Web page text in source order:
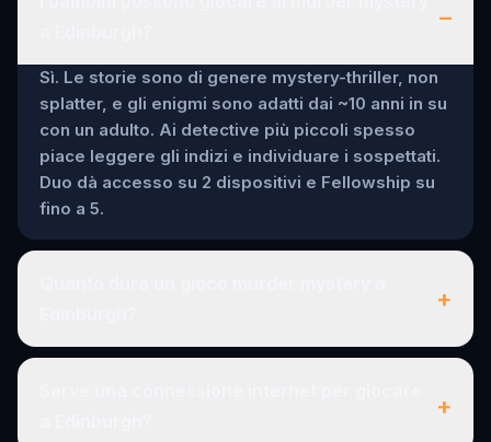
–
Sì. Le storie sono di genere mystery-thriller, non
splatter, e gli enigmi sono adatti dai ~10 anni in su
con un adulto. Ai detective più piccoli spesso
piace leggere gli indizi e individuare i sospettati.
Duo dà accesso su 2 dispositivi e Fellowship su
fino a 5.
+
+